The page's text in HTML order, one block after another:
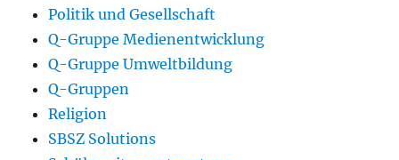
Politik und Gesellschaft
Q-Gruppe Medienentwicklung
Q-Gruppe Umweltbildung
Q-Gruppen
Religion
SBSZ Solutions